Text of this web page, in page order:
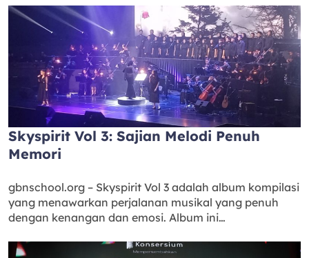
Skyspirit Vol 3: Sajian Melodi Penuh
Memori
gbnschool.org – Skyspirit Vol 3 adalah album kompilasi
yang menawarkan perjalanan musikal yang penuh
dengan kenangan dan emosi. Album ini…